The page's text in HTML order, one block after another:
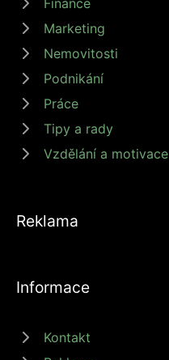
Marketing
Nemovitosti
Podnikání
Práce
Tipy a rady
Vzdělání a motivace
Reklama
Informace
Kontakt